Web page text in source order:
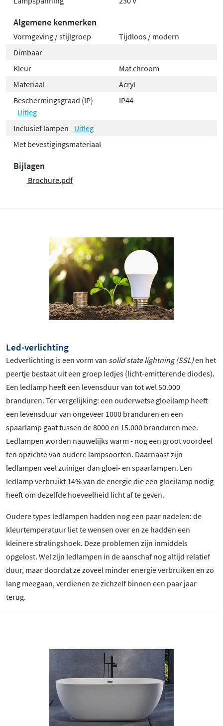
Algemene kenmerken
Vormgeving / stijlgroep
Tijdloos / modern
Dimbaar
Kleur
Mat chroom
Materiaal
Acryl
Beschermingsgraad (IP)
Uitleg
IP44
Inclusief lampen
Uitleg
Met bevestigingsmateriaal
Bijlagen
Brochure.pdf
Led-verlichting
Ledverlichting is een vorm van solid state lightning (SSL)en het
peertje bestaat uit een groep ledjes (licht-emitterende diodes).
Een ledlamp heeft een levensduur van tot wel 50.000
branduren. Ter vergelijking: een ouderwetse gloeilamp heeft
een levensduur van ongeveer 1000 branduren en een
spaarlamp gaat tussen de 8000 en 15.000 branduren mee.
Ledlampen worden nauwelijks warm - nog een groot voordeel
ten opzichte van oudere lampsoorten. Daarnaast zijn
ledlampen veel zuiniger dan gloei- en spaarlampen. Een
ledlamp verbruikt 14% van de energie die een gloeilamp nodig
heeft om dezelfde hoeveelheid licht af te geven.
Oudere types ledlampen hadden nog een paar nadelen: de
kleurtemperatuur liet te wensen over en ze hadden een
kleinere stralingshoek. Deze problemen zijn inmiddels
opgelost. Wel zijn ledlampen in de aanschaf nog altijd relatief
duur, maar doordat ze zoveel minder energie verbruiken en zo
lang meegaan, verdienen ze zichzelf binnen een paar jaar
terug.